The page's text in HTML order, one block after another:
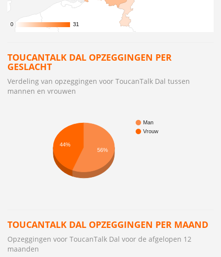
0
0 31
31
TOUCANTALK DAL OPZEGGINGEN PER
GESLACHT
Verdeling van opzeggingen voor ToucanTalk Dal tussen
mannen en vrouwen
Man
Vrouw
44%
56%
TOUCANTALK DAL OPZEGGINGEN PER MAAND
Opzeggingen voor ToucanTalk Dal voor de afgelopen 12
maanden